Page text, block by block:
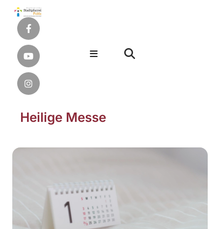
Heilige Messe